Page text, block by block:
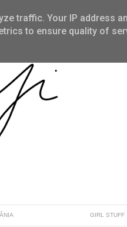
GIRL STUFF
traffic. Your IP address
to ensure quality of